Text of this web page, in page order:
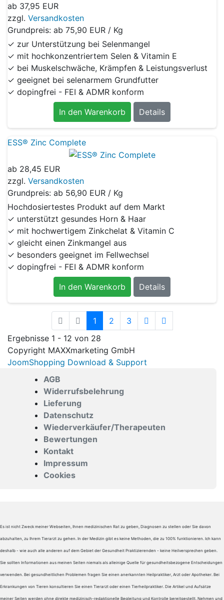
ab 37,95 EUR
zzgl. Versandkosten
Grundpreis: ab 75,90 EUR / Kg
✓ zur Unterstützung bei Selenmangel
✓ mit hochkonzentriertem Selen & Vitamin E
✓ bei Muskelschwäche, Krämpfen & Leistungsverlust
✓ geeignet bei selenarmem Grundfutter
✓ dopingfrei - FEI & ADMR konform
In den Warenkorb
Details
ESS® Zinc Complete
ab 28,45 EUR
zzgl. Versandkosten
Grundpreis: ab 56,90 EUR / Kg
Hochdosiertestes Produkt auf dem Markt
✓ unterstützt gesundes Horn & Haar
✓ mit hochwertigem Zinkchelat & Vitamin C
✓ gleicht einen Zinkmangel aus
✓ besonders geeignet im Fellwechsel
✓ dopingfrei - FEI & ADMR konform
In den Warenkorb
Details
1 2
3
Ergebnisse 1 - 12 von 28
Copyright MAXXmarketing GmbH
JoomShopping Download & Support
AGB
Widerrufsbelehrung
Lieferung
Datenschutz
Wiederverkäufer/Therapeuten
Bewertungen
Kontakt
Impressum
Cookies
Es ist nicht Zweck meiner Webseiten, Ihnen medizinischen Rat zu geben, Diagnosen zu stellen oder Sie davon
abzuhalten, zu Ihrem Tierarzt zu gehen. In der Medizin gibt es keine Methoden, die zu 100% funktionieren. Ich kann
deshalb - wie auch alle anderen auf dem Gebiet der Gesundheit Praktizierenden - keine Heilversprechen geben.
Sie sollten Informationen aus meinen Seiten niemals als alleinige Quelle für gesundheitsbezogene Entscheidungen
verwenden. Bei gesundheitlichen Problemen fragen Sie einen anerkannten Heilpraktiker, Arzt oder Apotheker. Bei
Erkrankungen von Tieren konsultieren Sie einen Tierarzt oder einen Tierheilpraktiker. Die Artikel und Aufsätze
meiner Seiten werden ohne direkte medizinisch-redaktionelle Begleitung und Kontrolle bereitgestellt. Nehmen und